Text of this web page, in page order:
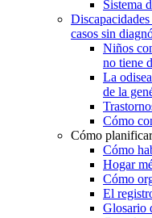
Sistema
casos sin
Niños
no tiene
La
de la
Cómo
Cómo
Cómo
Hogar
Cómo
El
Glosario